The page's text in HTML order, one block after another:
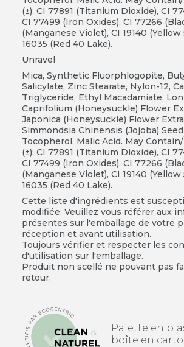
(±): CI 77891 (Titanium Dioxide), CI
CI 77499 (Iron Oxides), CI 77266
(Manganese Violet), CI 19140 (Yellow
16035 (Red 40 Lake).
Unravel
Mica, Synthetic Fluorphlogopite,
Salicylate, Zinc Stearate, Nylon-12,
Triglyceride, Ethyl Macadamiate,
Caprifolium (Honeysuckle) Flower
Japonica (Honeysuckle) Flower
Simmondsia Chinensis (Jojoba)
Tocopherol, Malic Acid. May
(±): CI 77891 (Titanium Dioxide), CI
CI 77499 (Iron Oxides), CI 77266
(Manganese Violet), CI 19140 (Yellow
16035 (Red 40 Lake).
Cette liste d'ingrédients est
modifiée. Veuillez vous référer aux
présentes sur l'emballage de votre
réception et avant utilisation.
Toujours vérifier et respecter les
d'utilisation sur l'emballage.
Produit non scellé ne pouvant pas
retour.
Palette en
boîte en